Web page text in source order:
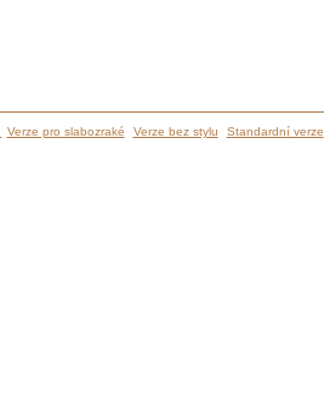
Verze pro slabozraké Verze bez stylu Standardní verze